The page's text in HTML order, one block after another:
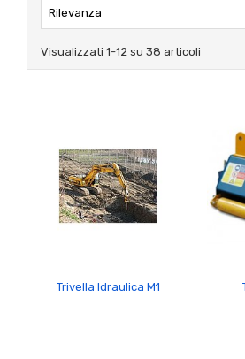
Rilevanza
Visualizzati 1-12 su 38 articoli
Trivella Idraulica M1